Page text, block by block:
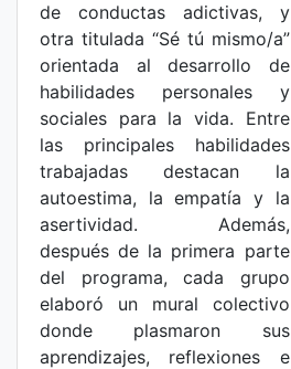
de conductas adictivas, y
otra titulada “Sé tú mismo/a”
orientada al desarrollo de
habilidades personales y
sociales para la vida. Entre
las principales habilidades
trabajadas destacan la
autoestima, la empatía y la
asertividad. Además,
después de la primera parte
del programa, cada grupo
elaboró un mural colectivo
donde plasmaron sus
aprendizajes, reflexiones e